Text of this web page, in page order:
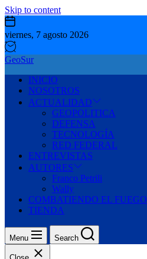
Skip to content
viernes, 7 agosto 2026
GeoSur
INICIO
NOSOTROS
ACTUALIDAD
GEOPOLITICA
DEFENSA
TECNOLOGÍA
RED FEDERAL
ENTREVISTAS
AUTORES
Franco Petrili
Wally
COMBATIENDO EL FUEGO
TIENDA
Menu Search